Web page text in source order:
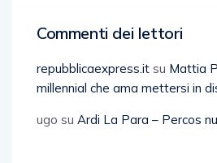
Commenti dei lettori
repubblicaexpress.it su Mattia
millennial che ama mettersi in
ugo su Ardi La Para – Percos